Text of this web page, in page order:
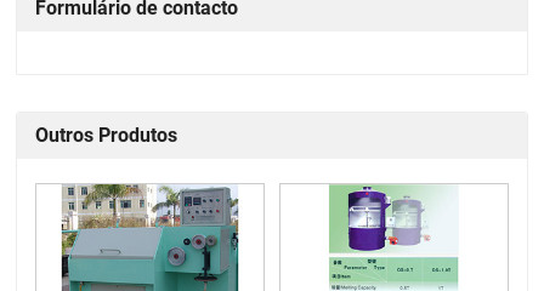
Formulário de contacto
Outros Produtos